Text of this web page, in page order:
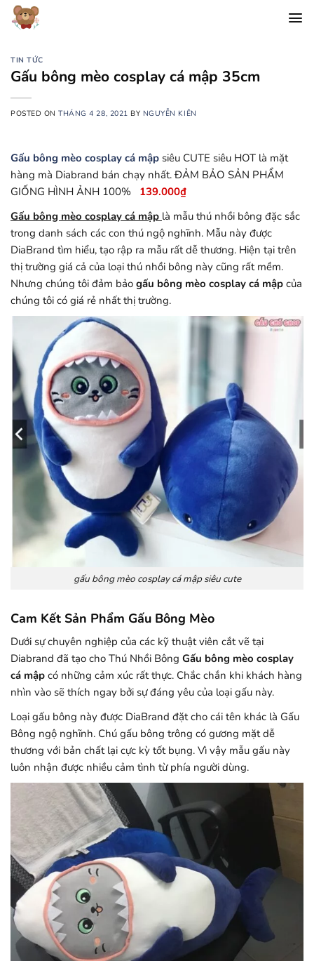
Chuyển
đến
dungTIN TỨC
Gấu bông mèo cosplay cá mập 35cm
POSTED ONTHÁNG 4 28, 2021 BY NGUYỄN KIÊN
Gấu bông mèo cosplay cá mập siêu CUTE siêu HOT là mặt
hàng mà Diabrand bán chạy nhất. ĐẢM BẢO SẢN PHẨM
GIỐNG HÌNH ẢNH 100% 139.000₫
Gấu bông mèo cosplay cá mập là mẫu thú nhồi bông đặc sắc
trong danh sách các con thú ngộ nghĩnh. Mẫu này được
DiaBrand tìm hiểu, tạo rập ra mẫu rất dễ thương. Hiện tại trên
thị trường giá cả của loại thú nhồi bông này cũng rất mềm.
Nhưng chúng tôi đảm bảo gấu bông mèo cosplay cá mập của
chúng tôi có giá rẻ nhất thị trường.
gấu bông mèo cosplay cá mập siêu cute
Cam Kết Sản Phẩm Gấu Bông Mèo
Dưới sự chuyên nghiệp của các kỹ thuật viên cắt vẽ tại
Diabrand đã tạo cho Thú Nhồi Bông Gấu bông mèo cosplay
cá mập có những cảm xúc rất thực. Chắc chắn khi khách hàng
nhìn vào sẽ thích ngay bởi sự đáng yêu của loại gấu này.
Loại gấu bông này được DiaBrand đặt cho cái tên khác là Gấu
Bông ngộ nghĩnh. Chú gấu bông trông có gương mặt dễ
thương với bản chất lại cực kỳ tốt bụng. Vì vậy mẫu gấu này
luôn nhận được nhiều cảm tình từ phía người dùng.